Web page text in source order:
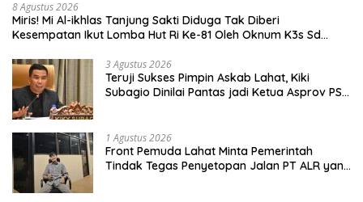
8 Agustus 2026
Miris! Mi Al-ikhlas Tanjung Sakti Diduga Tak Diberi
Kesempatan Ikut Lomba Hut Ri Ke-81 Oleh Oknum K3s Sd
3 Agustus 2026
Teruji Sukses Pimpin Askab Lahat, Kiki
Subagio Dinilai Pantas jadi Ketua Asprov PSSI
1 Agustus 2026
Front Pemuda Lahat Minta Pemerintah
Tindak Tegas Penyetopan Jalan PT ALR yang